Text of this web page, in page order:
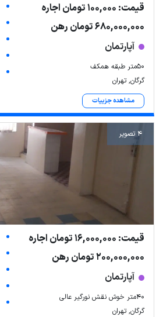
قیمت: 100,000 تومان اجاره
680,000,000 تومان رهن
آپارتمان
۵۰متر طبقه همکف
گرگان, تهران
مشاهده جزییات
4 تصویر
قیمت: 16,000,000 تومان اجاره
200,000,000 تومان رهن
آپارتمان
۴۰متر خوش نقش نورگیر عالی
گرگان, تهران